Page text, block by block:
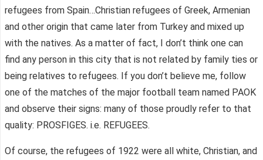
refugees from Spain…Christian refugees of Greek, Armenian
and other origin that came later from Turkey and mixed up
with the natives. As a matter of fact, I don’t think one can
find any person in this city that is not related by family ties or
being relatives to refugees. If you don’t believe me, follow
one of the matches of the major football team named PAOK
and observe their signs: many of those proudly refer to that
quality: PROSFIGES. i.e. REFUGEES.
Of course, the refugees of 1922 were all white, Christian, and